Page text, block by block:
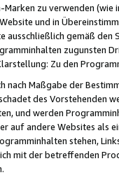
zu verwenden
und in
gemäß
zugunsten
Zu den
nach Maßgabe der
des Vorstehenden
und werden
auf andere Websites als
stehen,
mit der betreffenden